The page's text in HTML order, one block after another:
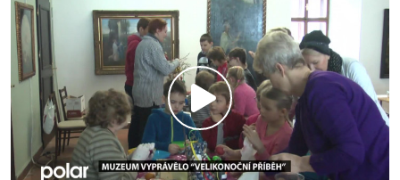
Přehrát
video